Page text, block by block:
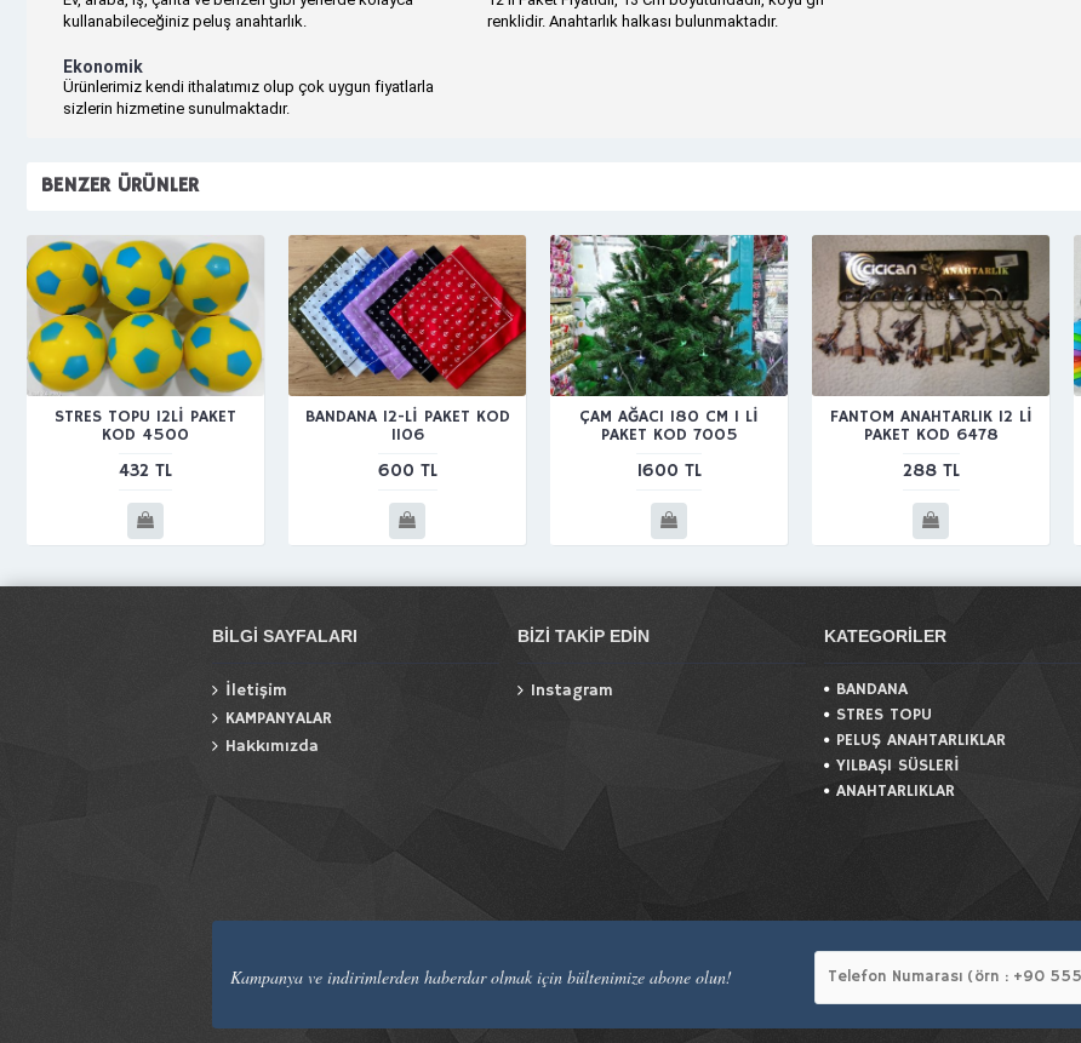
kullanabileceğiniz peluş anahtarlık.
renklidir. Anahtarlık halkası bulunmaktadır.
Ekonomik
Ürünlerimiz kendi ithalatımız olup çok uygun fiyatlarla
sizlerin hizmetine sunulmaktadır.
BENZER ÜRÜNLER
STRES TOPU 12Lİ PAKET
KOD 4500
432 TL
BANDANA 12-Lİ PAKET KOD
1106
600 TL
ÇAM AĞACI 180 CM 1 Lİ
PAKET KOD 7005
1600 TL
FANTOM ANAHTARLIK 12 Lİ
PAKET KOD 6478
288 TL
BILGI SAYFALARI
İletişim
KAMPANYALAR
Hakkımızda
BIZI TAKIP EDIN
Instagram
KATEGORILER
BANDANA
STRES TOPU
PELUŞ ANAHTARLIKLAR
YILBAŞI SÜSLERİ
ANAHTARLIKLAR
Kampanya ve indirimlerden haberdar olmak için bültenimize abone olun!